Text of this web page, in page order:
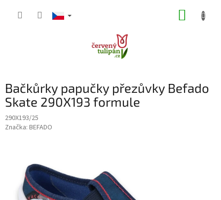
Bačkůrky papučky přezůvky Befado
Skate 290X193 formule
290X193/25
Značka: BEFADO